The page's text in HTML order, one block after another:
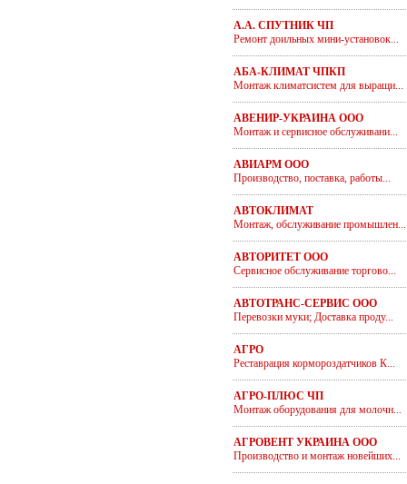
А.А. СПУТНИК ЧП
Ремонт доильных мини-установок...
АБА-КЛИМАТ ЧПКП
Монтаж климатсистем для выращи...
АВЕНИР-УКРАИНА ООО
Монтаж и сервисное обслуживани...
АВИАРМ ООО
Производство, поставка, работы...
АВТОКЛИМАТ
Монтаж, обслуживание промышлен...
АВТОРИТЕТ ООО
Сервисное обслуживание торгово...
АВТОТРАНС-СЕРВИС ООО
Перевозки муки; Доставка проду...
АГРО
Реставрация кормороздатчиков К...
АГРО-ПЛЮС ЧП
Монтаж оборудования для молочн...
АГРОВЕНТ УКРАИНА ООО
Производство и монтаж новейших...